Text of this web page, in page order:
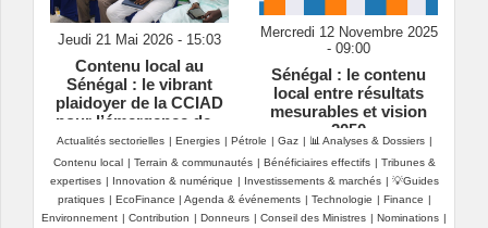
Jeudi 21 Mai 2026 - 15:03
Contenu local au
Sénégal : le vibrant
plaidoyer de la CCIAD
pour l’émergence de «
champions nationaux »
Mercredi 12 Novembre 2025
- 09:00
Sénégal : le contenu
local entre résultats
mesurables et vision
2050
Actualités sectorielles | Energies | Pétrole | Gaz | 📊 Analyses & Dossiers |
Contenu local | Terrain & communautés | Bénéficiaires effectifs | Tribunes &
expertises | Innovation & numérique | Investissements & marchés | 💡Guides
pratiques | EcoFinance | Agenda & événements | Technologie | Finance |
Environnement | Contribution | Donneurs | Conseil des Ministres | Nominations |